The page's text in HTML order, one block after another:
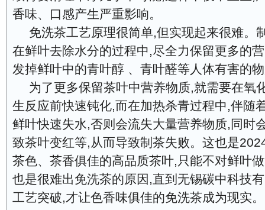
香味、口感产生严重影响。
免洗茶工艺原理很简单,但实现起来很难。
在鲜叶去除水分的过程中,尽全力保留更多的
发掉鲜叶中的青叶醇 、青叶醛等人体有害的
为了更多保留茶叶中营养物质,就需要在氧
生反应前快速钝化,而在加热杀青过程中,伴随
鲜叶快速失水,否则会流失大量营养物质,同时
致茶叶变红等,从而导致制茶失败。这也是
茶色、茶香俱佳的高品质茶叶,只能不对鲜叶
也是很难出免洗茶的原因,直到无锡碳中科技
工艺突破,才让色香味俱佳的免洗茶成为现实。